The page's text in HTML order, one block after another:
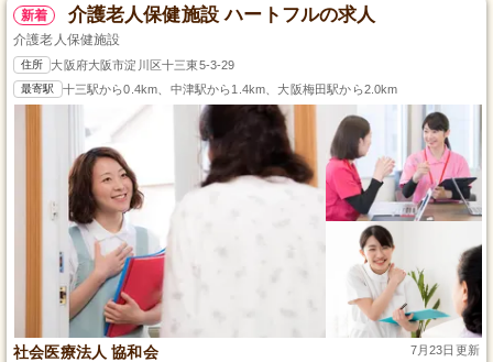
新着 介護老人保健施設 ハートフルの求人
介護老人保健施設
住所 大阪府大阪市淀川区十三東5-3-29
最寄駅 十三駅から0.4km、中津駅から1.4km、大阪梅田駅から2.0km
社会医療法人 協和会 7月23日更新